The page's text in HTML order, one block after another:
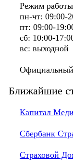
Режим работы
пн-чт: 09:00-
пт: 09:00-
сб: 10:00-
вс: выходной
Официальный
Ближайшие
Капитал
Сбербанк
Страховой